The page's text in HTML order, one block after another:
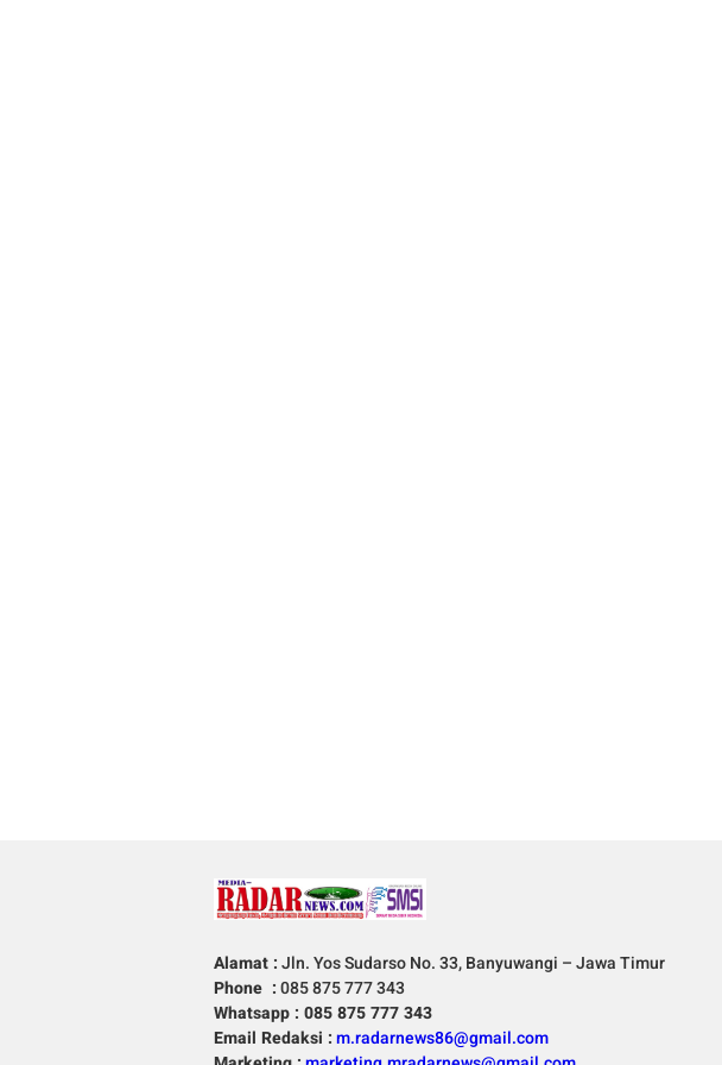
Alamat :Jln. Yos Sudarso No. 33, Banyuwangi – Jawa Timur
Phone :085 875 777 343
Whatsapp : 085 875 777 343
Email Redaksi :m.radarnews86@gmail.com